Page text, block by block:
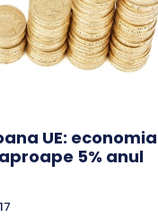
UE: economia
5% anul